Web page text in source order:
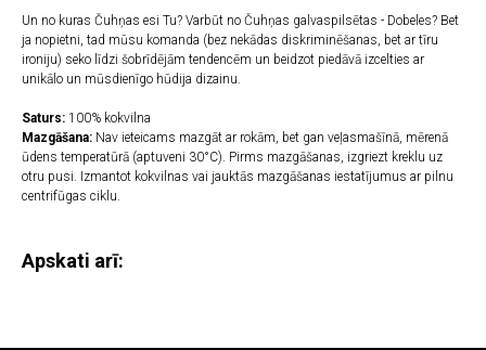
Un no kuras Čuhņas esi Tu? Varbūt no Čuhņas galvaspilsētas - Dobeles? Bet
ja nopietni, tad mūsu komanda (bez nekādas diskriminēšanas, bet ar tīru
ironiju) seko līdzi šobrīdējām tendencēm un beidzot piedāvā izcelties ar
unikālo un mūsdienīgo hūdija dizainu.
Saturs: 100% kokvilna
Mazgāšana: Nav ieteicams mazgāt ar rokām, bet gan veļasmašīnā, mērenā
ūdens temperatūrā (aptuveni 30°C). Pirms mazgāšanas, izgriezt kreklu uz
otru pusi. Izmantot kokvilnas vai jauktās mazgāšanas iestatījumus ar pilnu
centrifūgas ciklu.
Apskati arī: